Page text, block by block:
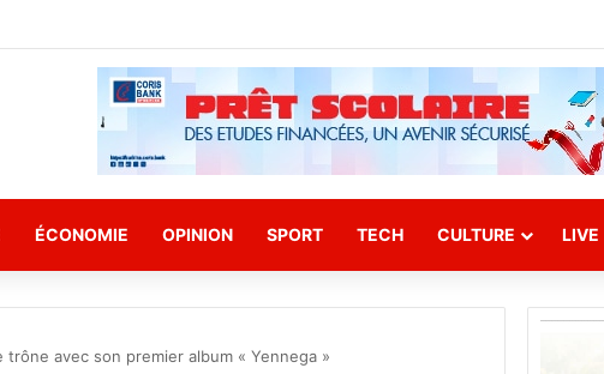
ÉCONOMIE OPINION SPORT TECH CULTURE LIVE
trône avec son premier album « Yennega »